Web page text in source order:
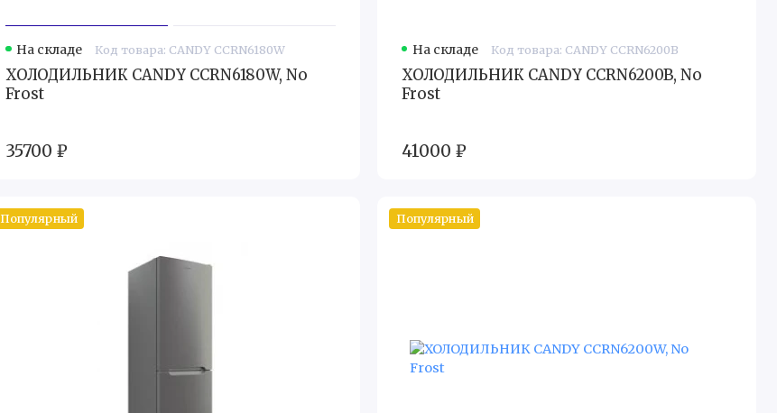
На складе Код товара: CANDY CCRN6180W
ХОЛОДИЛЬНИК CANDY CCRN6180W, No
Frost
35700 ₽
На складе Код товара: CANDY CCRN6200B
ХОЛОДИЛЬНИК CANDY CCRN6200B, No
Frost
41000 ₽
Популярный Популярный